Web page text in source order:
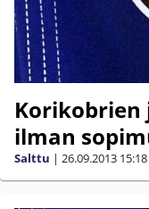
ilman
Salttu | 26.09.2013 15:18